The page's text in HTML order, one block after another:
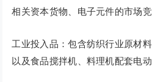
相关资本货物、电子元件的市场竞
工业投入品：包含纺织行业原材
以及食品搅拌机、料理机配套电动